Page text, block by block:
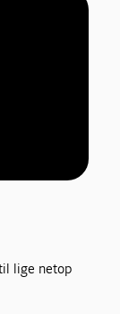
lige netop